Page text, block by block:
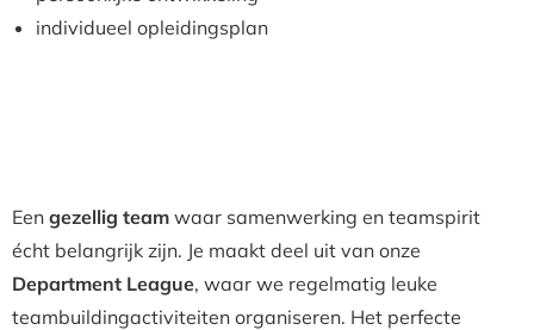
individueel opleidingsplan
Een gezellig team waar samenwerking en teamspirit
écht belangrijk zijn. Je maakt deel uit van onze
Department League, waar we regelmatig leuke
teambuildingactiviteiten organiseren. Het perfecte